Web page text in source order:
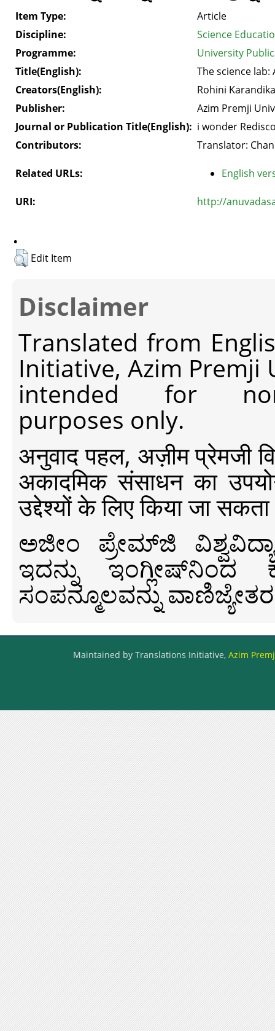
Item Type:
Article
Discipline:
Science
Programme:
University
Title(English):
The science lab:
Creators(English):
Rohini
Publisher:
Azim Premji
Journal or Publication Title(English): i wonder
Contributors:
Translator:
Related URLs: English
URI: http://
.
Edit Item
Disclaimer
Translated from
Initiative, Azim Premji
intended for non-
purposes only.
अनुवाद पहल, अज़ीम प्रेमजी
अकादमिक संसाधन का
उद्देश्यों के लिए किया जा
ಅಜೀಂ ಪ್ರೇಮ್‍ಜಿ
ಇದನ್ನು ಇಂಗ್ಲೀಷ್‍ನಿಂದ
ಸಂಪನ್ಮೂಲವನ್ನು
Maintained by Translations Initiative, Azim